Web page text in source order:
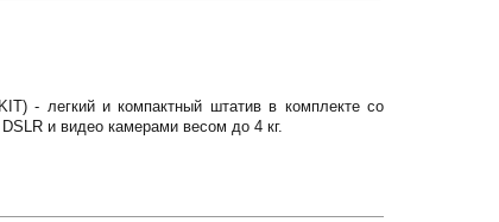
- легкий и компактный штатив в комплекте со
и видео камерами весом до 4 кг.